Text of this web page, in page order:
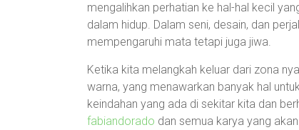
mengalihkan perhatian ke hal-hal kecil
dalam hidup. Dalam seni, desain, dan
mempengaruhi mata tetapi juga jiwa.
Ketika kita melangkah keluar dari zona
warna, yang menawarkan banyak hal
keindahan yang ada di sekitar kita dan
fabiandorado dan semua karya yang